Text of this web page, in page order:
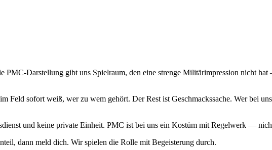
PMC-Darstellung gibt uns Spielraum, den eine strenge Militärimpression nicht
Feld sofort weiß, wer zu wem gehört. Der Rest ist Geschmackssache. Wer bei
und keine private Einheit. PMC ist bei uns ein Kostüm mit Regelwerk —
dann meld dich. Wir spielen die Rolle mit Begeisterung durch.